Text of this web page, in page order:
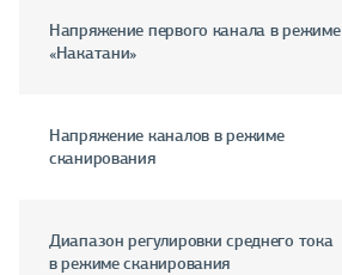
Напряжение первого канала в режиме
«Накатани»
Напряжение каналов в режиме
сканирования
Диапазон регулировки среднего тока
в режиме сканирования